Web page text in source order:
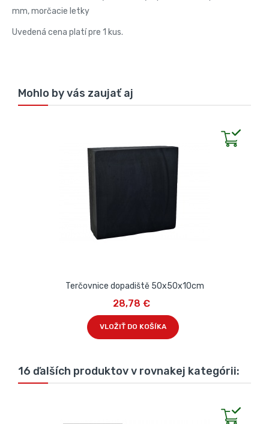
mm, morčacie letky
Uvedená cena platí pre 1 kus.
Mohlo by vás zaujať aj
Terčovnice dopadiště 50x50x10cm
28,78 €
VLOŽIŤ DO KOŠÍKA
16 ďalších produktov v rovnakej kategórii: